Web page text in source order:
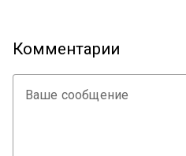
Комментарии
Ваше сообщение